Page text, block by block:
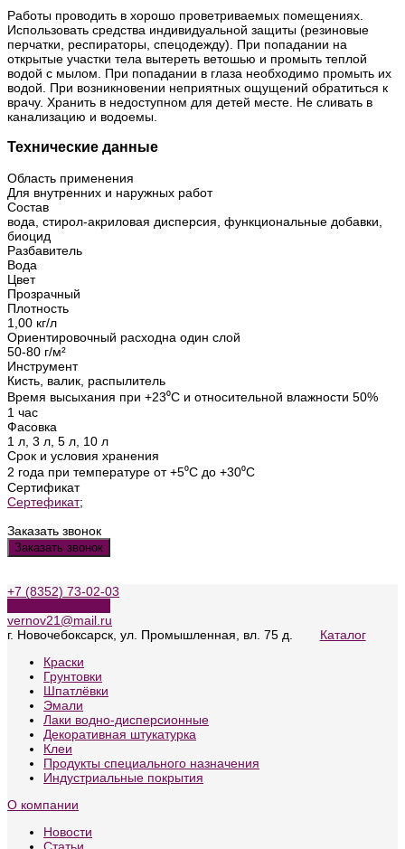
Работы проводить в хорошо проветриваемых помещениях.
Использовать средства индивидуальной защиты (резиновые
перчатки, респираторы, спецодежду). При попадании на
открытые участки тела вытереть ветошью и промыть теплой
водой с мылом. При попадании в глаза необходимо промыть их
водой. При возникновении неприятных ощущений обратиться к
врачу. Хранить в недоступном для детей месте. Не сливать в
канализацию и водоемы.
Технические данные
Область применения
Для внутренних и наружных работ
Состав
вода, стирол-акриловая дисперсия, функциональные добавки,
биоцид
Разбавитель
Вода
Цвет
Прозрачный
Плотность
1,00 кг/л
Ориентировочный расходна один слой
50-80 г/м²
Инструмент
Кисть, валик, распылитель
Время высыхания при +23⁰С и относительной влажности 50%
1 час
Фасовка
1 л, 3 л, 5 л, 10 л
Срок и условия хранения
2 года при температуре от +5⁰С до +30⁰С
Сертификат
Сертефикат;
Заказать звонок
Заказать звонок
+7 (8352) 73-02-03
vernov21@mail.ru
г. Новочебоксарск, ул. Промышленная, вл. 75 д.
Каталог
Краски
Грунтовки
Шпатлёвки
Эмали
Лаки водно-дисперсионные
Декоративная штукатурка
Клеи
Продукты специального назначения
Индустриальные покрытия
О компании
Новости
Статьи